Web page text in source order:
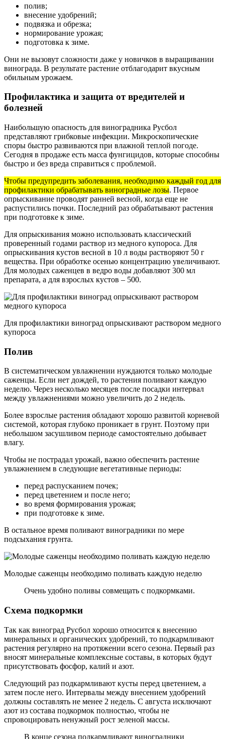
полив;
внесение удобрений;
подвязка и обрезка;
нормирование урожая;
подготовка к зиме.
Они не вызовут сложности даже у новичков в выращивании
винограда. В результате растение отблагодарит вкусным
обильным урожаем.
Профилактика и защита от вредителей и
болезней
Наибольшую опасность для виноградника Русбол
представляют грибковые инфекции. Микроскопические
споры быстро развиваются при влажной теплой погоде.
Сегодня в продаже есть масса фунгицидов, которые способны
быстро и без вреда справиться с проблемой.
Чтобы предупредить заболевания, необходимо каждый год для
профилактики обрабатывать виноградные лозы. Первое
опрыскивание проводят ранней весной, когда еще не
распустились почки. Последний раз обрабатывают растения
при подготовке к зиме.
Для опрыскивания можно использовать классический
проверенный годами раствор из медного купороса. Для
опрыскивания кустов весной в 10 л воды растворяют 50 г
вещества. При обработке осенью концентрацию увеличивают.
Для молодых саженцев в ведро воды добавляют 300 мл
препарата, а для взрослых кустов – 500.
Для профилактики виноград опрыскивают раствором медного
купороса
Полив
В систематическом увлажнении нуждаются только молодые
саженцы. Если нет дождей, то растения поливают каждую
неделю. Через несколько месяцев после посадки интервал
между увлажнениями можно увеличить до 2 недель.
Более взрослые растения обладают хорошо развитой корневой
системой, которая глубоко проникает в грунт. Поэтому при
небольшом засушливом периоде самостоятельно добывает
влагу.
Чтобы не пострадал урожай, важно обеспечить растение
увлажнением в следующие вегетативные периоды:
перед распусканием почек;
перед цветением и после него;
во время формирования урожая;
при подготовке к зиме.
В остальное время поливают виноградники по мере
подсыхания грунта.
Молодые саженцы необходимо поливать каждую неделю
Очень удобно поливы совмещать с подкормками.
Схема подкормки
Так как виноград Русбол хорошо относится к внесению
минеральных и органических удобрений, то подкармливают
растения регулярно на протяжении всего сезона. Первый раз
вносят минеральные комплексные составы, в которых будут
присутствовать фосфор, калий и азот.
Следующий раз подкармливают кусты перед цветением, а
затем после него. Интервалы между внесением удобрений
должны составлять не менее 2 недель. С августа исключают
азот из состава подкормок полностью, чтобы не
спровоцировать ненужный рост зеленой массы.
В конце сезона подкармливают виноградники